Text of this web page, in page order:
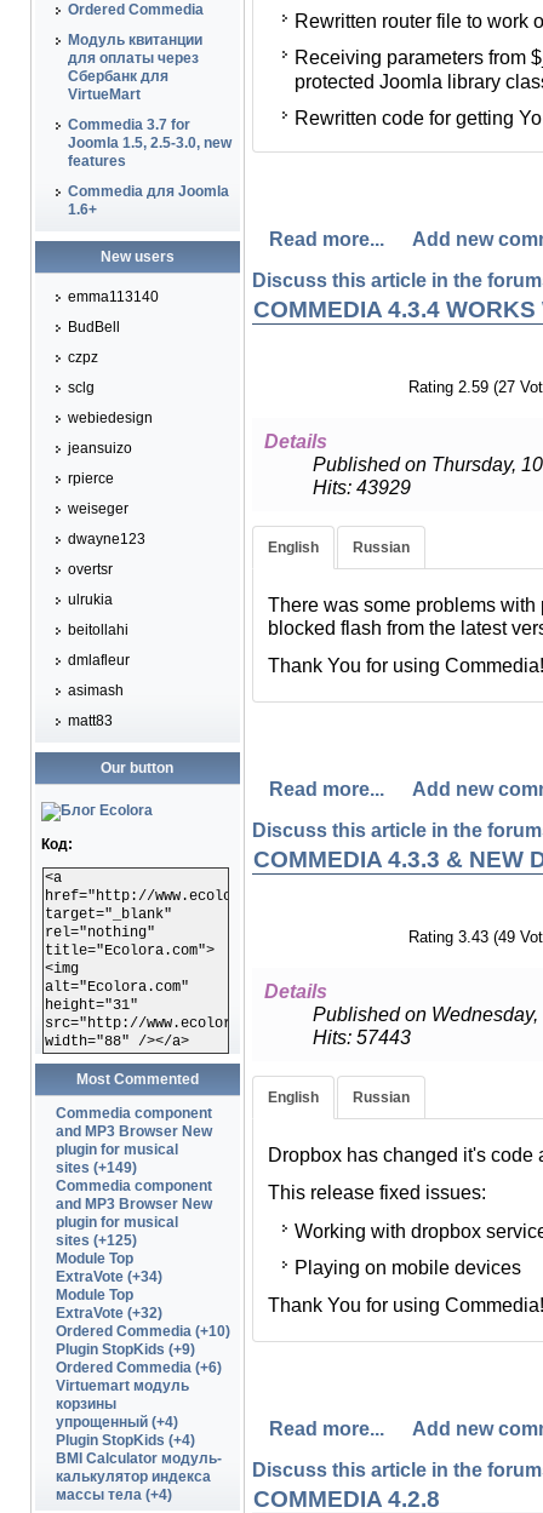
Ordered Commedia
Модуль квитанции
для оплаты через
Сбербанк для
VirtueMart
Commedia 3.7 for
Joomla 1.5, 2.5-3.0, new
features
Commedia для Joomla
1.6+
New users
emma113140
BudBell
czpz
sclg
webiedesign
jeansuizo
rpierce
weiseger
dwayne123
overtsr
ulrukia
beitollahi
dmlafleur
asimash
matt83
Our button
Код:
<a
href="http://www.ecolora.com"
target="_blank"
rel="nothing"
title="Ecolora.com">
<img
alt="Ecolora.com"
height="31"
src="http://www.ecolora.com/images/ecoloracom.gif"
width="88" /></a>
Most Commented
Commedia component
and MP3 Browser New
plugin for musical
sites (+149)
Commedia component
and MP3 Browser New
plugin for musical
sites (+125)
Module Top
ExtraVote (+34)
Module Top
ExtraVote (+32)
Ordered Commedia (+10)
Plugin StopKids (+9)
Ordered Commedia (+6)
Virtuemart модуль
корзины
упрощенный (+4)
Plugin StopKids (+4)
BMI Calculator модуль-
калькулятор индекса
массы тела (+4)
Rewritten router file to work
Receiving parameters from
protected Joomla library
Rewritten code for getting
Переписан файл роутера
Получение параметров из
методы классов
Переписан код
Read more...
Add new
Discuss this article in the
COMMEDIA 4.3.4
Rating 2.59 (27
Details
Published on Thursday,
Hits: 43929
English Russian
There was some problems
blocked flash from the latest
Thank You for using Commedia!
В связи с обновлениями
проигрыванием файлов в
Спасибо Вам за поддержку
Read more...
Add new
Discuss this article in the
COMMEDIA 4.3.3 & NEW
Rating 3.43 (49
Details
Published on
Hits: 57443
English Russian
Dropbox has changed it's code
This release fixed issues:
Working with dropbox
Playing on mobile devices
Thank You for using Commedia!
В связи с тем, что DropBox
В этом релизе только два
корректная работа с
Исправлена проблема с
мобильных устройствах.
Спасибо Вам за поддержку
Read more...
Add new
Discuss this article in the
COMMEDIA 4.2.8